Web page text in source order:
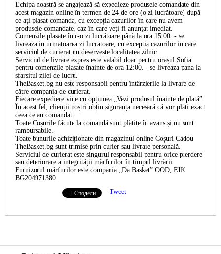
Echipa noastră se angajează să expedieze produsele comandate din
acest magazin online în termen de 24 de ore (o zi lucrătoare) după
ce ați plasat comanda, cu excepția cazurilor în care nu avem
produsele comandate, caz în care veți fi anunțat imediat.
Comenzile plasate într-o zi lucrătoare până la ora 15:00. - se
livreaza in urmatoarea zi lucratoare, cu exceptia cazurilor in care
serviciul de curierat nu deserveste localitatea zilnic.
Serviciul de livrare expres este valabil doar pentru orașul Sofia
pentru comenzile plasate înainte de ora 12:00. - se livreaza pana la
sfarsitul zilei de lucru.
TheBasket.bg nu este responsabil pentru întârzierile la livrare de
către compania de curierat.
Fiecare expediere vine cu opțiunea „Vezi produsul înainte de plată”.
În acest fel, clienții noștri obțin siguranța necesară că vor plăti exact
ceea ce au comandat.
Toate Coșurile făcute la comandă sunt plătite în avans și nu sunt
rambursabile.
Toate bunurile achiziționate din magazinul online Coșuri Cadou
TheBasket.bg sunt trimise prin curier sau livrare personală.
Serviciul de curierat este singurul responsabil pentru orice pierdere
sau deteriorare a integrității mărfurilor în timpul livrării.
Furnizorul mărfurilor este compania „Da Basket” OOD, EIK
BG204971380
Сподели Tweet